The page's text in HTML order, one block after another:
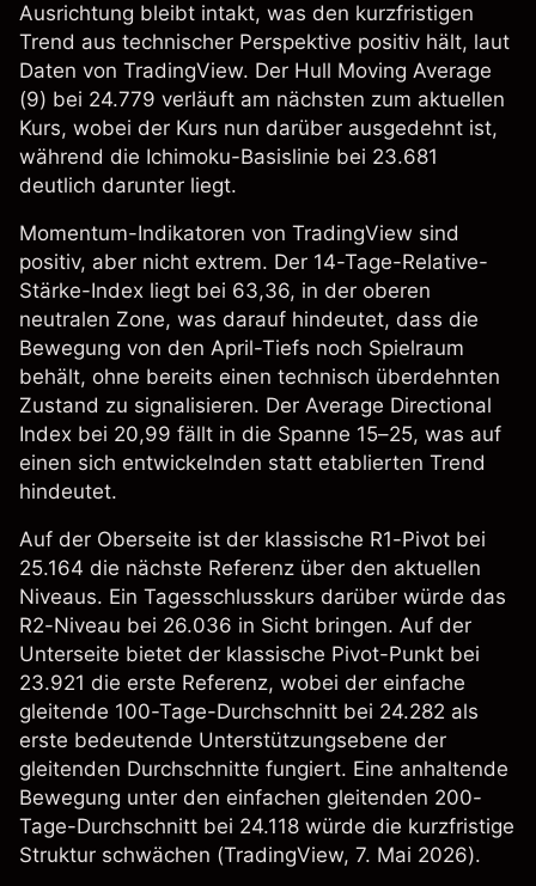
Ausrichtung bleibt intakt, was den kurzfristigen
Trend aus technischer Perspektive positiv hält, laut
Daten von TradingView. Der Hull Moving Average
(9) bei 24.779 verläuft am nächsten zum aktuellen
Kurs, wobei der Kurs nun darüber ausgedehnt ist,
während die Ichimoku-Basislinie bei 23.681
deutlich darunter liegt.
Momentum-Indikatoren von TradingView sind
positiv, aber nicht extrem. Der 14-Tage-Relative-
Stärke-Index liegt bei 63,36, in der oberen
neutralen Zone, was darauf hindeutet, dass die
Bewegung von den April-Tiefs noch Spielraum
behält, ohne bereits einen technisch überdehnten
Zustand zu signalisieren. Der Average Directional
Index bei 20,99 fällt in die Spanne 15–25, was auf
einen sich entwickelnden statt etablierten Trend
hindeutet.
Auf der Oberseite ist der klassische R1-Pivot bei
25.164 die nächste Referenz über den aktuellen
Niveaus. Ein Tagesschlusskurs darüber würde das
R2-Niveau bei 26.036 in Sicht bringen. Auf der
Unterseite bietet der klassische Pivot-Punkt bei
23.921 die erste Referenz, wobei der einfache
gleitende 100-Tage-Durchschnitt bei 24.282 als
erste bedeutende Unterstützungsebene der
gleitenden Durchschnitte fungiert. Eine anhaltende
Bewegung unter den einfachen gleitenden 200-
Tage-Durchschnitt bei 24.118 würde die kurzfristige
Struktur schwächen (TradingView, 7. Mai 2026).